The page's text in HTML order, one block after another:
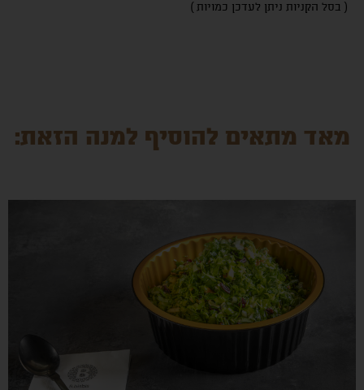
( בסל הקניות ניתן לעדכן כמויות )
מאד מתאים להוסיף למנה הזאת: